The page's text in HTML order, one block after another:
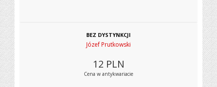
BEZ DYSTYNKCJI
Józef Prutkowski
12 PLN
Cena w antykwariacie